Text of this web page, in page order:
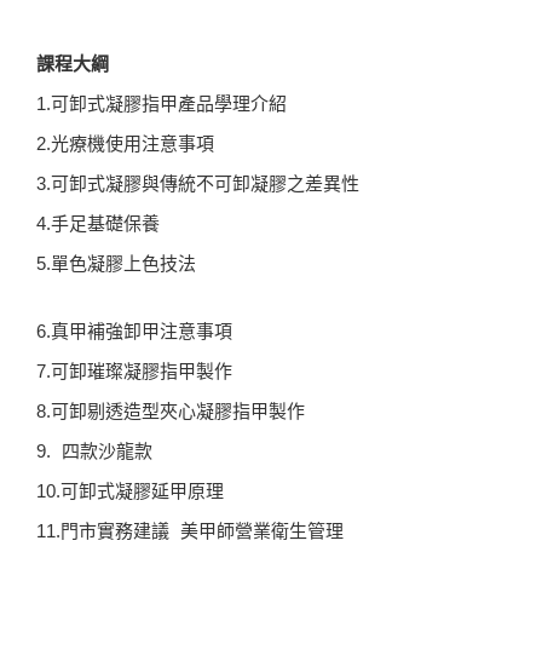
課程大綱
1.可卸式凝膠指甲產品學理介紹
2.光療機使用注意事項
3.可卸式凝膠與傳統不可卸凝膠之差異性
4.手足基礎保養
5.單色凝膠上色技法
6.真甲補強卸甲注意事項
7.可卸璀璨凝膠指甲製作
8.可卸剔透造型夾心凝膠指甲製作
9. 四款沙龍款
10.可卸式凝膠延甲原理
11.門市實務建議 美甲師營業衛生管理